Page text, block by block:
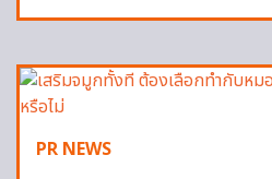
PR NEWS